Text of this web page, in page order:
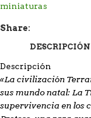
miniaturas
Share:
DESCRIPCIÓN
Descripción
«La civilización
sus mundo natal: La
supervivencia en los